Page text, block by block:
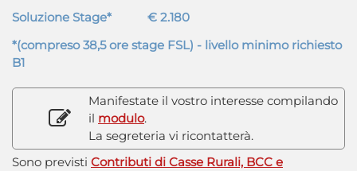
Soluzione Stage*
€ 2.180
*(compreso 38,5 ore stage FSL) - livello minimo richiesto
B1
Manifestate il vostro interesse compilando
il modulo.
La segreteria vi ricontatterà.
Sono previsti Contributi di Casse Rurali, BCC e